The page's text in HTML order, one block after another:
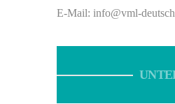
E-Mail: info@vml-